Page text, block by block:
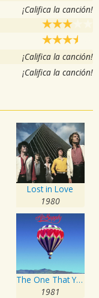
¡Califica la canción!
¡Califica la canción!
¡Califica la canción!
Lost in Love
1980
The One That You Love
1981